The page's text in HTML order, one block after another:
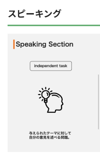
スピーキング